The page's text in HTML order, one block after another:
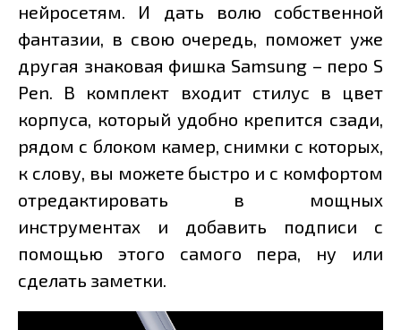
нейросетям. И дать волю собственной
фантазии, в свою очередь, поможет уже
другая знаковая фишка Samsung – перо S
Pen. В комплект входит стилус в цвет
корпуса, который удобно крепится сзади,
рядом с блоком камер, снимки с которых,
к слову, вы можете быстро и с комфортом
отредактировать в мощных
инструментах и добавить подписи с
помощью этого самого пера, ну или
сделать заметки.